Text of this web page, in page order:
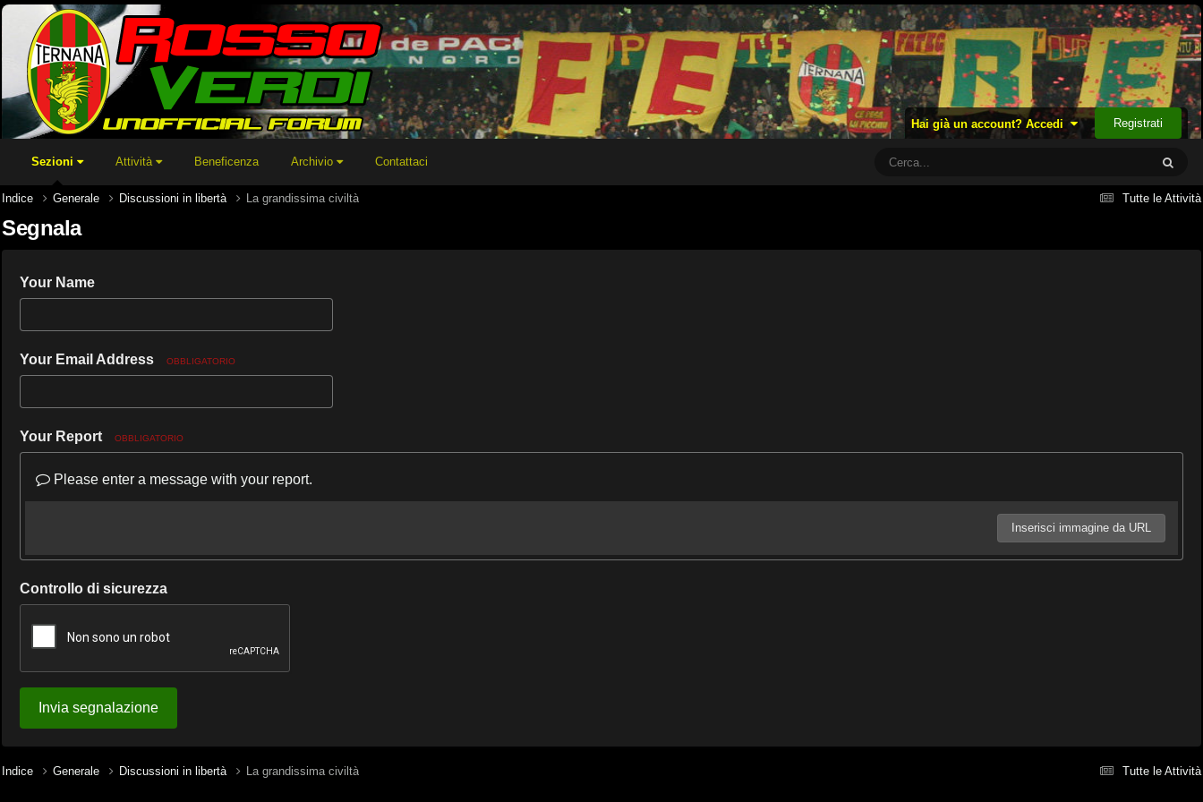
Hai già un account? Accedi Registrati
Sezioni Attività Beneficenza Archivio Contattaci
Tutte le Attività
Indice Generale Discussioni in libertà La grandissima civiltà
Segnala
Your Name
Your Email Address OBBLIGATORIO
Your Report OBBLIGATORIO
Please enter a message with your report.
Inserisci immagine da URL
Controllo di sicurezza
Invia segnalazione
Tutte le Attività
Indice Generale Discussioni in libertà La grandissima civiltà